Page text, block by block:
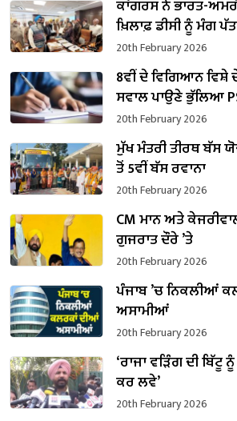
ਕਾਂਗਰਸ ਨੇ ਭਾਰਤ-
ਖ਼ਿਲਾਫ਼ ਡੀਸੀ ਨੂੰ ਮੰਗ
20th February 2026
8ਵੀਂ ਦੇ ਵਿਗਿਆਨ ਵਿਸ਼ੇ
ਸਵਾਲ ਪਾਉਣੇ ਭੁੱਲਿਆ
20th February 2026
ਮੁੱਖ ਮੰਤਰੀ ਤੀਰਥ ਬੱਸ
ਤੋਂ 5ਵੀਂ ਬੱਸ ਰਵਾਨਾ
20th February 2026
CM ਮਾਨ ਅਤੇ
ਗੁਜਰਾਤ ਦੌਰੇ ’ਤੇ
20th February 2026
ਪੰਜਾਬ ’ਚ ਨਿਕਲੀਆਂ
ਅਸਾਮੀਆਂ
20th February 2026
‘ਰਾਜਾ ਵੜਿੰਗ ਦੀ ਬਿੱਟੂ
ਕਰ ਲਵੇ’
20th February 2026